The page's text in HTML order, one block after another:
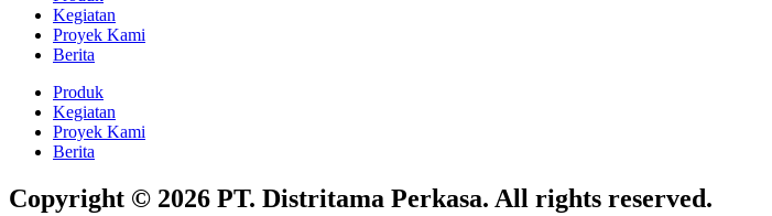
Kegiatan
Proyek Kami
Berita
Produk
Kegiatan
Proyek Kami
Berita
Copyright © 2026 PT. Distritama Perkasa. All rights reserved.